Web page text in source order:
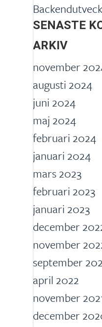
SENASTE
ARKIV
november
augusti 2024
juni 2024
maj 2024
februari 2024
januari 2024
mars 2023
februari 2023
januari 2023
december
november
september
april 2022
november
december